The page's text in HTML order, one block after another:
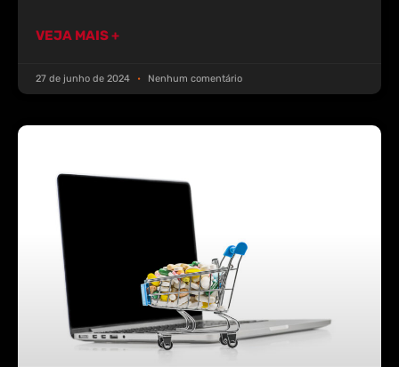
VEJA MAIS +
27 de junho de 2024 Nenhum comentário